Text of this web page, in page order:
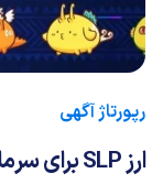
رپورتاژ آگهی
ارز SLP برای سرمایه گذاری مناسب است؟